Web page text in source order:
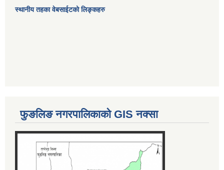
स्थानीय तहका वेबसाईटको लिङ्कहरु
फुङलिङ नगरपालिकाको GIS नक्सा